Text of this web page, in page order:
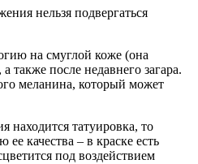
нельзя подвергаться
на смуглой коже (она
также после недавнего загара.
меланина, который может
находится татуировка, то
ее качества – в краске есть
под воздействием